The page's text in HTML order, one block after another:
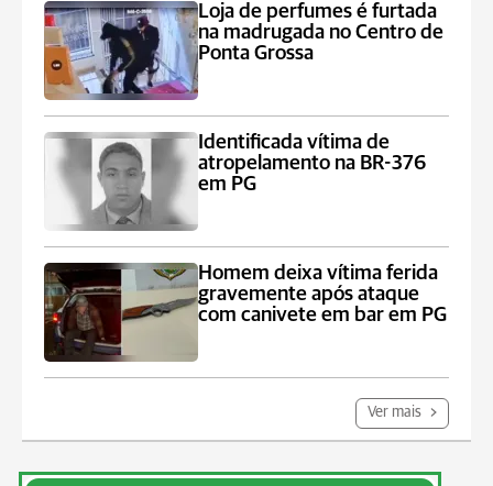
Loja de perfumes é furtada
na madrugada no Centro de
Ponta Grossa
Identificada vítima de
atropelamento na BR-376
em PG
Homem deixa vítima ferida
gravemente após ataque
com canivete em bar em PG
Ver mais